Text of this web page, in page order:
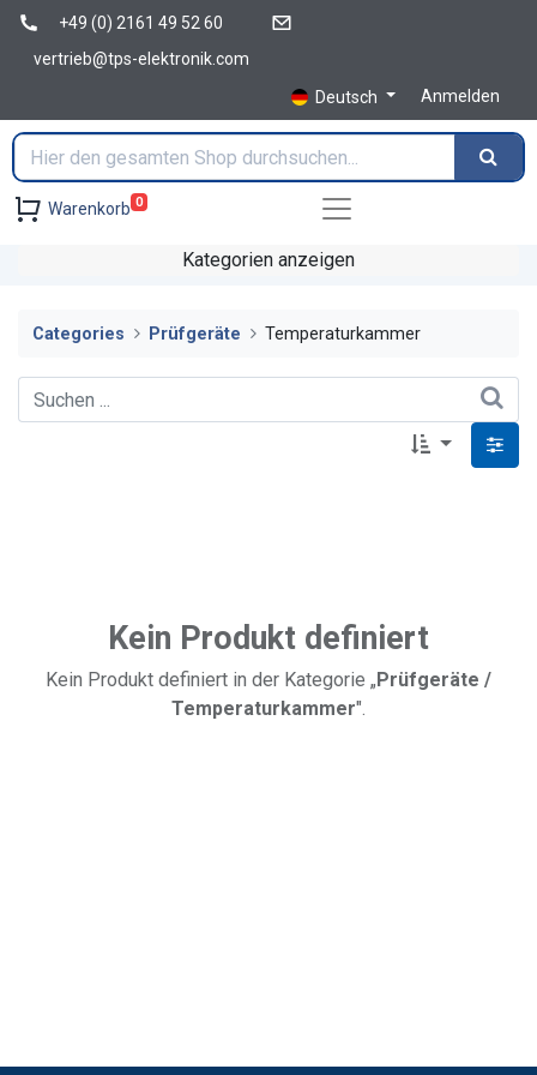
+49 (0) 2161 49 52 60
vertrieb@tps-elektronik.com
Deutsch
Anmelden
Warenkorb 0
Kategorien anzeigen
Categories Prüfgeräte Temperaturkammer
Kein Produkt definiert
Kein Produkt definiert in der Kategorie „ Prüfgeräte /
Temperaturkammer".